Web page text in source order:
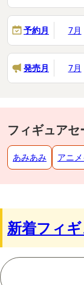
予約月 7月
発売月 7月
フィギュアセ
あみあみ アニ
新着フィ